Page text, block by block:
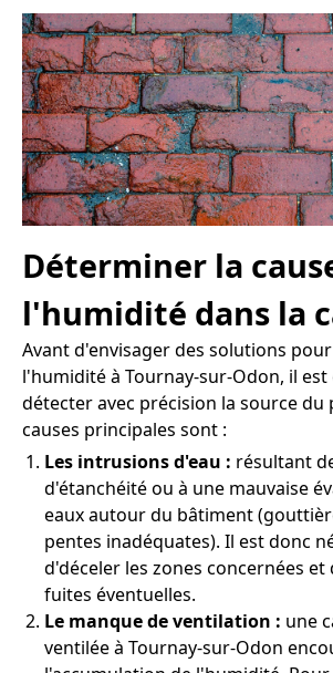
Déterminer la
l'humidité dans la
Avant d'envisager des solutions
l'humidité à Tournay-sur-Odon, il est
détecter avec précision la source du
causes principales sont :
Les intrusions d'eau : résultant
d'étanchéité ou à une mauvaise
eaux autour du bâtiment
pentes inadéquates). Il est donc
d'déceler les zones concernées et
fuites éventuelles.
Le manque de ventilation : une
ventilée à Tournay-sur-Odon